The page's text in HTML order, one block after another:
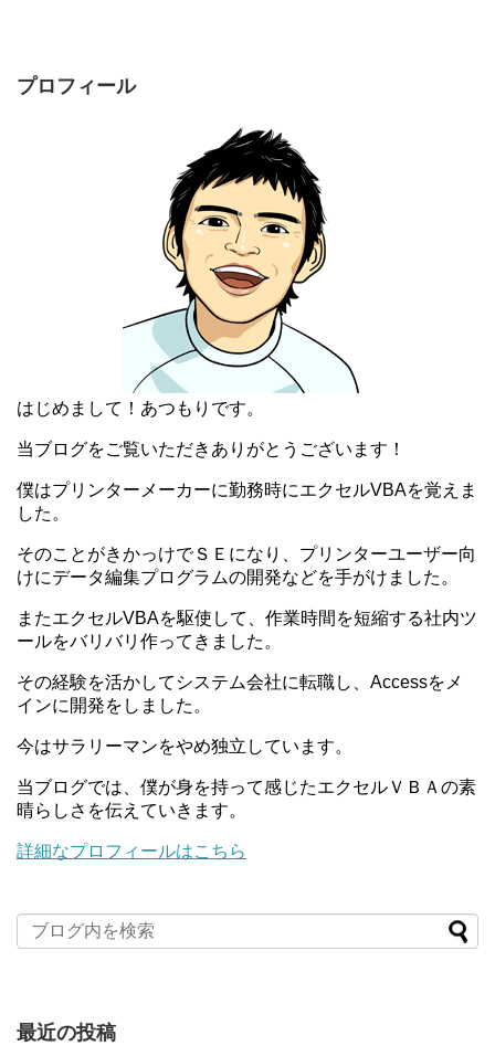
プロフィール
はじめまして！あつもりです。
当ブログをご覧いただきありがとうございます！
僕はプリンターメーカーに勤務時にエクセルVBAを覚えま
した。
そのことがきかっけでＳＥになり、プリンターユーザー向
けにデータ編集プログラムの開発などを手がけました。
またエクセルVBAを駆使して、作業時間を短縮する社内ツ
ールをバリバリ作ってきました。
その経験を活かしてシステム会社に転職し、Accessをメ
インに開発をしました。
今はサラリーマンをやめ独立しています。
当ブログでは、僕が身を持って感じたエクセルＶＢＡの素
晴らしさを伝えていきます。
詳細なプロフィールはこちら
最近の投稿